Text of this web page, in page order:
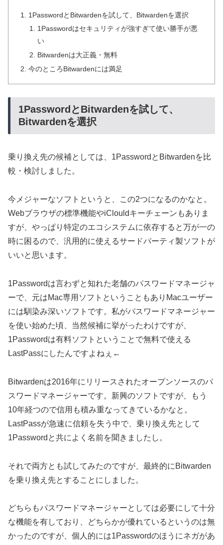
1PasswordとBitwardenを試して、Bitwardenを選択
1Passwordはセキュリティが強すぎて使い勝手が悪
い
Bitwardenは大正義・無料
今のところBitwardenには満足
1PasswordとBitwardenを試して、
Bitwardenを選択
乗り換え先の候補としては、1PasswordとBitwardenを比
較・検討しました。
今メジャーなソフトというと、この2つになるのかなと。
Webブラウザの標準機能やiClouldキーチェーンもありま
すが、やっぱり特定のエコシステムに依存すると万が一の
時に困るので、汎用的に使えるサードパーティ製ソフトが
いいと思います。
1Passwordは言わずと知れた老舗のパスワードマネージャ
ーで、元はMac専用ソフトということもありMacユーザー
には馴染み深いソフトです。私がパスワードマネージャー
を使い始めた頃、当然候補に挙がったわけですが、
1Passwordは有料ソフトということで無料で使える
LastPassにしたんですよねぇ←
Bitwardenは2016年にリリースされたオープンソースのパ
スワードマネージャーです。新興のソフトですが、もう
10年経つので信用も積み重なってきているかなと。
LastPassが急速に信頼を失う中で、乗り換え先として
1Passwordと共によく名前を聞きましたし。
それで両方とも試してみたのですが、最終的にBitwarden
を乗り換え先とすることにしました。
どちらもパスワードマネージャーとしては必要にして十分
な機能を有しており、どちらかが優れているというのは無
かったのですが、個人的には1Passwordのほうにネガがあ